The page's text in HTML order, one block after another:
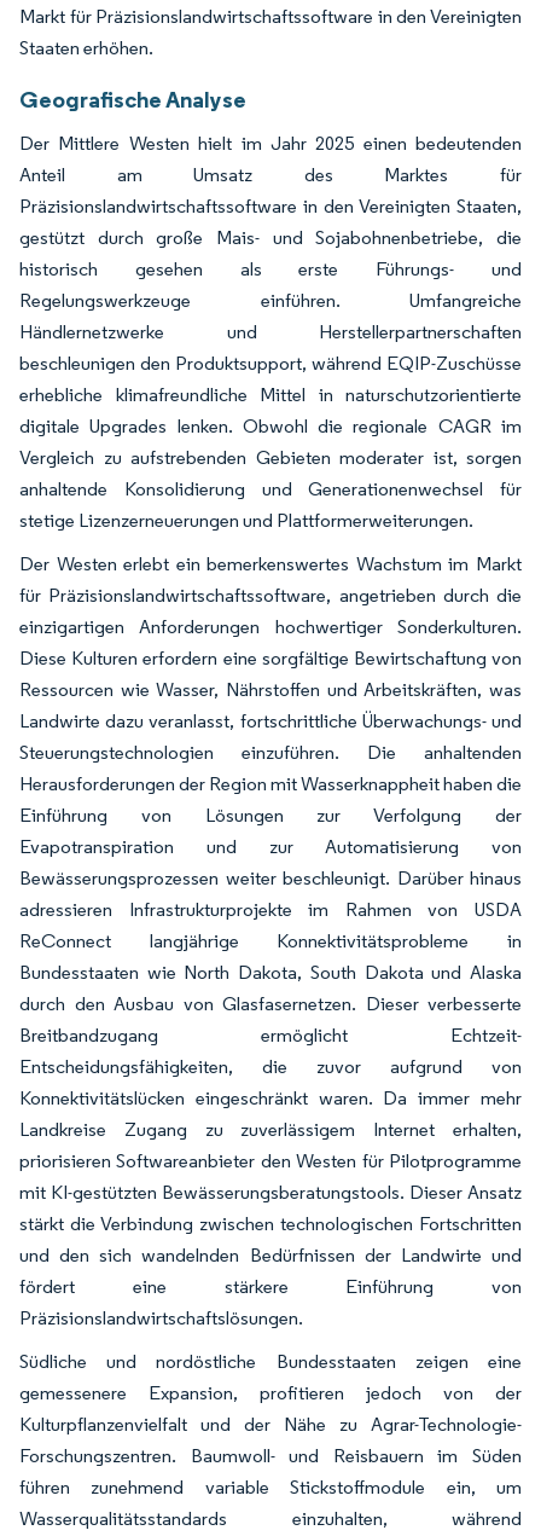
Markt für Präzisionslandwirtschaftssoftware in den Vereinigten
Staaten erhöhen.
Geografische Analyse
Der Mittlere Westen hielt im Jahr 2025 einen bedeutenden
Anteil am Umsatz des Marktes für
Präzisionslandwirtschaftssoftware in den Vereinigten Staaten,
gestützt durch große Mais- und Sojabohnenbetriebe, die
historisch gesehen als erste Führungs- und
Regelungswerkzeuge einführen. Umfangreiche
Händlernetzwerke und Herstellerpartnerschaften
beschleunigen den Produktsupport, während EQIP-Zuschüsse
erhebliche klimafreundliche Mittel in naturschutzorientierte
digitale Upgrades lenken. Obwohl die regionale CAGR im
Vergleich zu aufstrebenden Gebieten moderater ist, sorgen
anhaltende Konsolidierung und Generationenwechsel für
stetige Lizenzerneuerungen und Plattformerweiterungen.
Der Westen erlebt ein bemerkenswertes Wachstum im Markt
für Präzisionslandwirtschaftssoftware, angetrieben durch die
einzigartigen Anforderungen hochwertiger Sonderkulturen.
Diese Kulturen erfordern eine sorgfältige Bewirtschaftung von
Ressourcen wie Wasser, Nährstoffen und Arbeitskräften, was
Landwirte dazu veranlasst, fortschrittliche Überwachungs- und
Steuerungstechnologien einzuführen. Die anhaltenden
Herausforderungen der Region mit Wasserknappheit haben die
Einführung von Lösungen zur Verfolgung der
Evapotranspiration und zur Automatisierung von
Bewässerungsprozessen weiter beschleunigt. Darüber hinaus
adressieren Infrastrukturprojekte im Rahmen von USDA
ReConnect langjährige Konnektivitätsprobleme in
Bundesstaaten wie North Dakota, South Dakota und Alaska
durch den Ausbau von Glasfasernetzen. Dieser verbesserte
Breitbandzugang ermöglicht Echtzeit-
Entscheidungsfähigkeiten, die zuvor aufgrund von
Konnektivitätslücken eingeschränkt waren. Da immer mehr
Landkreise Zugang zu zuverlässigem Internet erhalten,
priorisieren Softwareanbieter den Westen für Pilotprogramme
mit KI-gestützten Bewässerungsberatungstools. Dieser Ansatz
stärkt die Verbindung zwischen technologischen Fortschritten
und den sich wandelnden Bedürfnissen der Landwirte und
fördert eine stärkere Einführung von
Präzisionslandwirtschaftslösungen.
Südliche und nordöstliche Bundesstaaten zeigen eine
gemessenere Expansion, profitieren jedoch von der
Kulturpflanzenvielfalt und der Nähe zu Agrar-Technologie-
Forschungszentren. Baumwoll- und Reisbauern im Süden
führen zunehmend variable Stickstoffmodule ein, um
Wasserqualitätsstandards einzuhalten, während